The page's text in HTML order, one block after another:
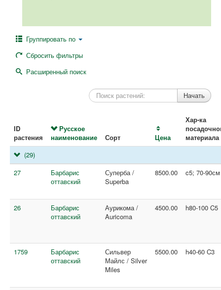
Группировать по
Сбросить фильтры
Расширенный поиск
ID
растения
Русское
наименование
Сорт Цена
Хар-ка
материала
(29)
27
Барбарис
оттавский
Суперба /
Superba
8500.00 c5; 70-90см
26
Барбарис
оттавский
Аурикома /
Auricoma
4500.00 h80-100 C5
1759
Барбарис
оттавский
Сильвер
Майлс / Silver
Miles
5500.00 h40-60 C3